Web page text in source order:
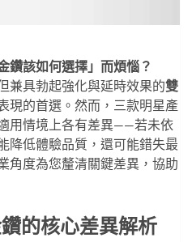
鑽該如何選擇」而煩惱？
兼具勃起強化與延時效果的雙
現的首選。然而，三款明星產
用情境上各有差異——若未依
降低體驗品質，還可能錯失最
角度為您釐清關鍵差異，協助
的核心差異解析